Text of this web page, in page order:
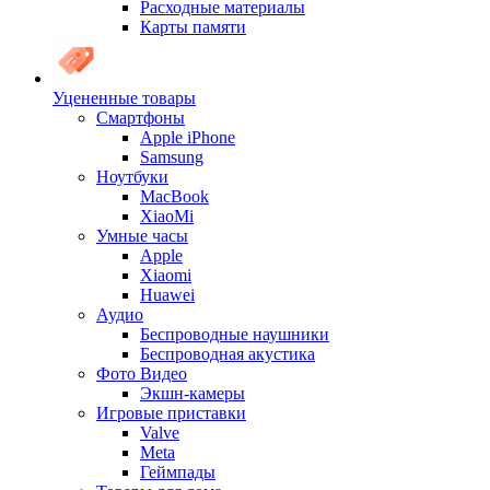
Расходные материалы
Карты памяти
Уцененные товары
Cмартфоны
Apple iPhone
Samsung
Ноутбуки
MacBook
XiaoMi
Умные часы
Apple
Xiaomi
Huawei
Аудио
Беспроводные наушники
Беспроводная акустика
Фото Видео
Экшн-камеры
Игровые приставки
Valve
Meta
Геймпады